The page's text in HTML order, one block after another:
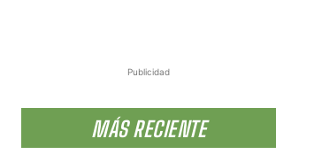
Publicidad
MÁS RECIENTE